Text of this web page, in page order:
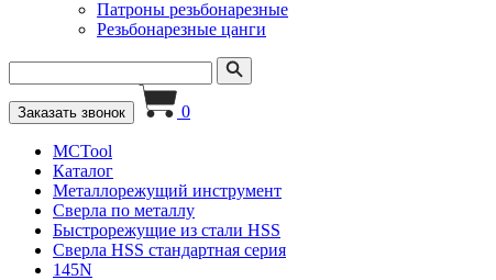
Патроны резьбонарезные
Резьбонарезные цанги
Заказать звонок 0
MCTool
Каталог
Металлорежущий инструмент
Сверла по металлу
Быстрорежущие из стали HSS
Сверла HSS стандартная серия
145N